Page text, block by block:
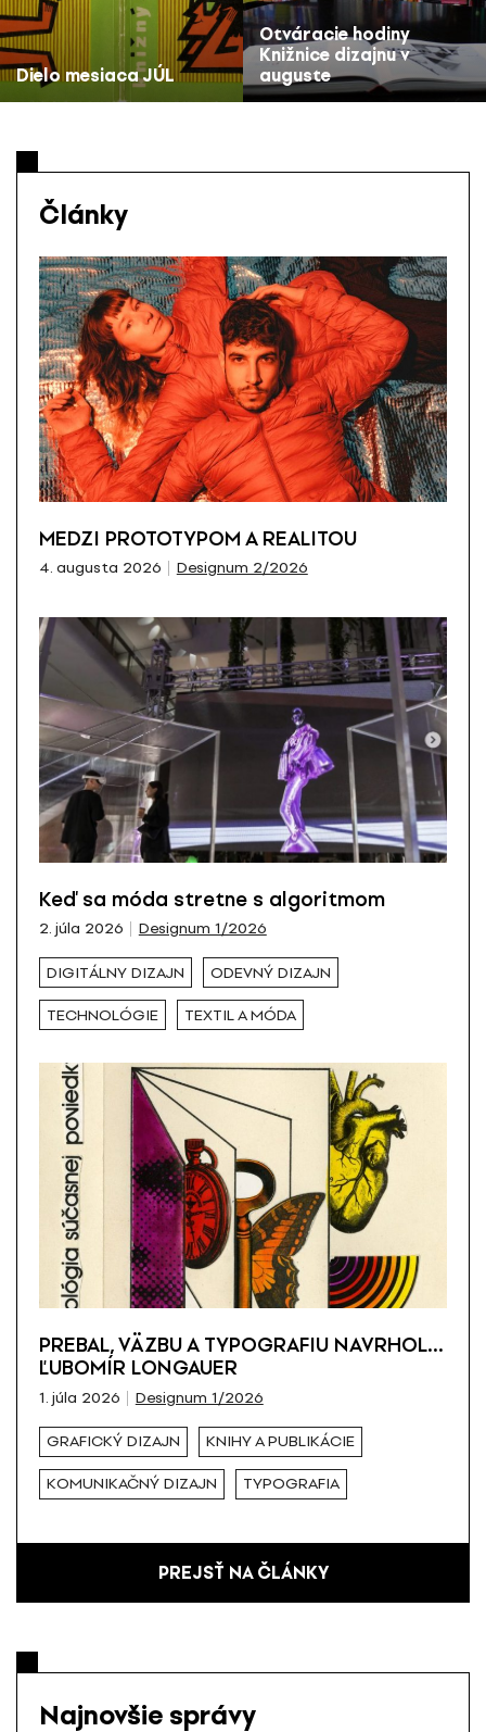
Dielo mesiaca JÚL
Otváracie hodiny
Knižnice dizajnu v
auguste
Články
MEDZI PROTOTYPOM A REALITOU
4. augusta 2026 Designum 2/2026
Keď sa móda stretne s algoritmom
2. júla 2026 Designum 1/2026
DIGITÁLNY DIZAJN ODEVNÝ DIZAJN
TECHNOLÓGIE TEXTIL A MÓDA
PREBAL, VÄZBU A TYPOGRAFIU NAVRHOL…
ĽUBOMÍR LONGAUER
1. júla 2026 Designum 1/2026
GRAFICKÝ DIZAJN KNIHY A PUBLIKÁCIE
KOMUNIKAČNÝ DIZAJN TYPOGRAFIA
PREJSŤ NA ČLÁNKY
Najnovšie správy